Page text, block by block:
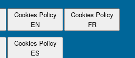
Cookies Policy
EN
Cookies Policy
FR
Cookies Policy
ES